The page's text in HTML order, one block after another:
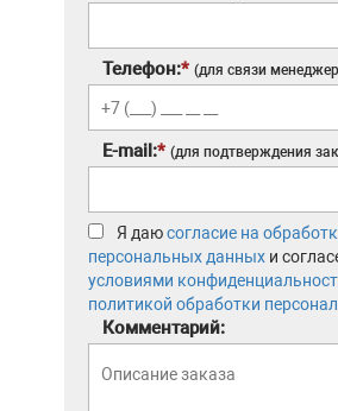
Телефон:* (для связи
E-mail:* (для подтверждения
Я даюсогласие на
персональных данных и
условиями
политикой обработки
Комментарий: